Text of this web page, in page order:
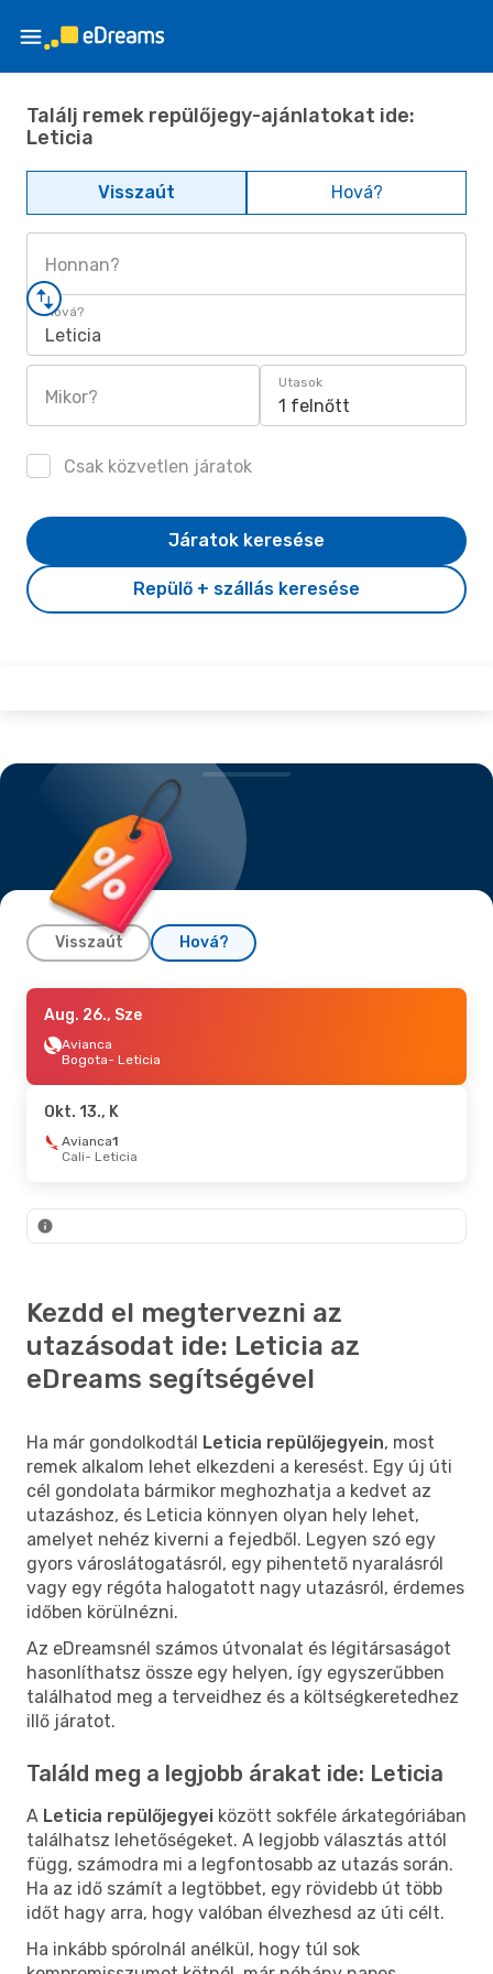
Találj remek repülőjegy-ajánlatokat ide:
Leticia
Visszaút Hová?
Honnan?
Hová?
Leticia
Mikor?
Utasok
1 felnőtt
Csak közvetlen járatok
Repülő + szállás keresése
Járatok keresése
Visszaút Hová?
Aug. 26., Sze
Avianca
Bogota- Leticia
Leticia- Bogota
Aug. 26., Sze
Avianca
Bogota- Leticia
Okt. 13., K
Avianca1
Cali- Leticia
Kezdd el megtervezni az
utazásodat ide: Leticia az
eDreams segítségével
Ha már gondolkodtál Leticia repülőjegyein, most
remek alkalom lehet elkezdeni a keresést. Egy új úti
cél gondolata bármikor meghozhatja a kedvet az
utazáshoz, és Leticia könnyen olyan hely lehet,
amelyet nehéz kiverni a fejedből. Legyen szó egy
gyors városlátogatásról, egy pihentető nyaralásról
vagy egy régóta halogatott nagy utazásról, érdemes
időben körülnézni.
Az eDreamsnél számos útvonalat és légitársaságot
hasonlíthatsz össze egy helyen, így egyszerűbben
találhatod meg a terveidhez és a költségkeretedhez
illő járatot.
Találd meg a legjobb árakat ide: Leticia
A Leticia repülőjegyei között sokféle árkategóriában
találhatsz lehetőségeket. A legjobb választás attól
függ, számodra mi a legfontosabb az utazás során.
Ha az idő számít a legtöbbet, egy rövidebb út több
időt hagy arra, hogy valóban élvezhesd az úti célt.
Ha inkább spórolnál anélkül, hogy túl sok